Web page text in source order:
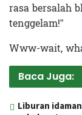
rasa bersalah
tenggelam!”
Www-wait,
Baca Juga:
Liburan